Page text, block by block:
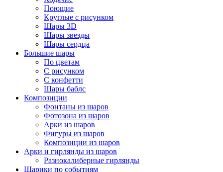
Поющие
Круглые с рисунком
Шары 3D
Шары звезды
Шары сердца
Большие шары
По цветам
С рисунком
С конфетти
Шары баблс
Композиции
Фонтаны из шаров
Фотозона из шаров
Арки из шаров
Фигуры из шаров
Композиции из шаров
Арки и гирлянды из шаров
Разнокалиберные гирлянды
Шарики по событиям